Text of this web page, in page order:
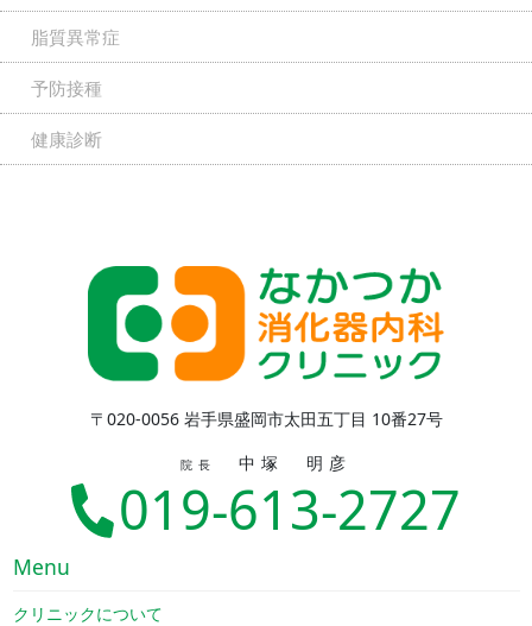
脂質異常症
予防接種
健康診断
〒020-0056 岩手県盛岡市太田五丁目 10番27号
院長 中塚 明彦
019-613-2727
Menu
クリニックについて